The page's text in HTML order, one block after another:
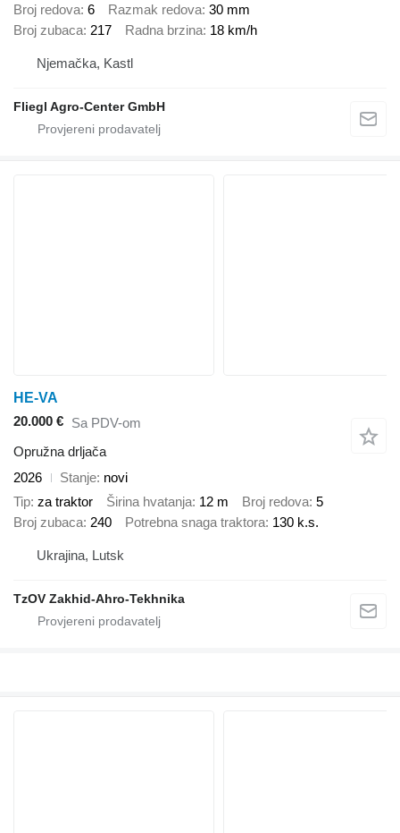
Broj redova 6 Razmak redova 30 mm
Broj zubaca 217 Radna brzina 18 km/h
Njemačka, Kastl
Fliegl Agro-Center GmbH
HE-VA
20.000 € Sa PDV-om
Opružna drljača
2026
Stanje novi
Tip za traktor Širina hvatanja 12 m Broj redova 5
Broj zubaca 240 Potrebna snaga traktora 130 k.s.
Ukrajina, Lutsk
TzOV Zakhid-Ahro-Tekhnika